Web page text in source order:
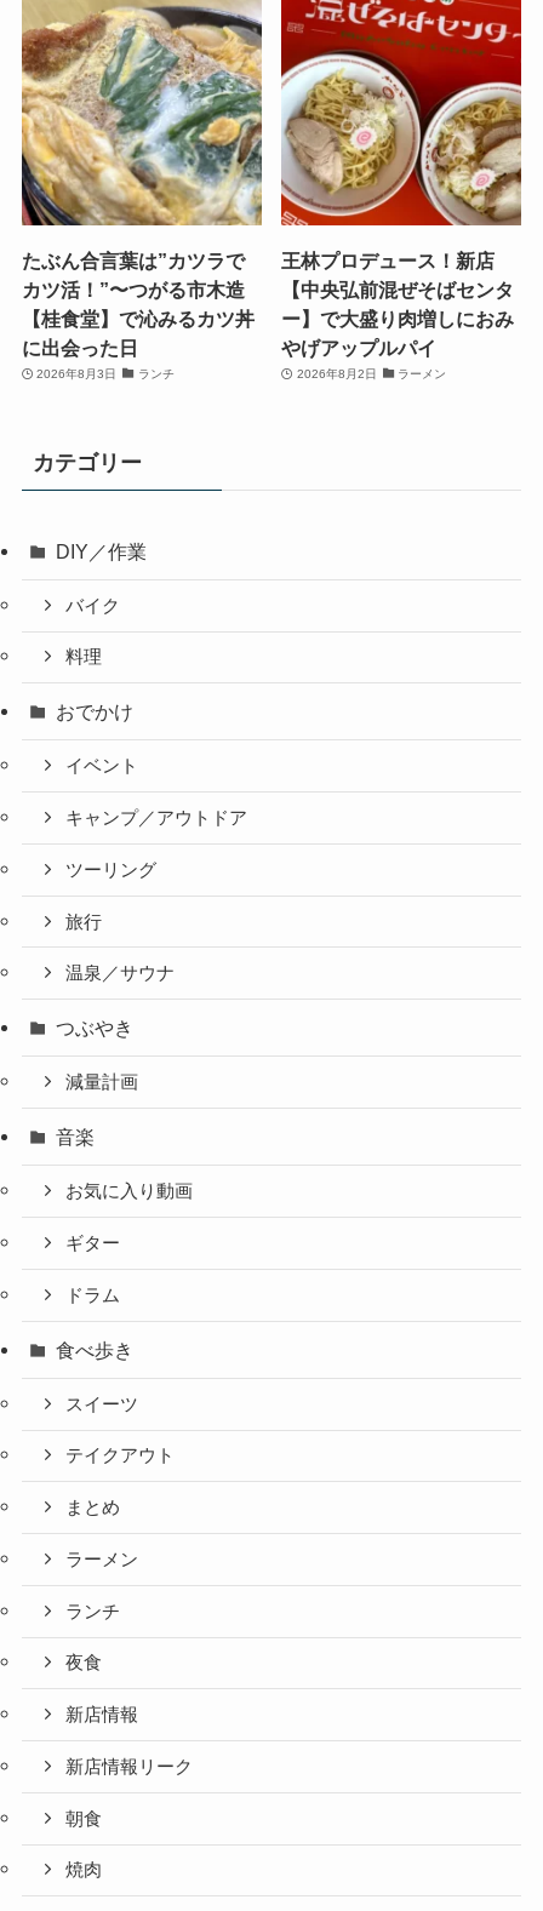
たぶん合言葉は”カツラで
カツ活！”〜つがる市木造
【桂食堂】で沁みるカツ丼
に出会った日
2026年8月3日 ランチ
王林プロデュース！新店
【中央弘前混ぜそばセンタ
ー】で大盛り肉増しにおみ
やげアップルパイ
2026年8月2日 ラーメン
カテゴリー
DIY／作業
バイク
料理
おでかけ
イベント
キャンプ／アウトドア
ツーリング
旅行
温泉／サウナ
つぶやき
減量計画
音楽
お気に入り動画
ギター
ドラム
食べ歩き
スイーツ
テイクアウト
まとめ
ラーメン
ランチ
夜食
新店情報
新店情報リーク
朝食
焼肉